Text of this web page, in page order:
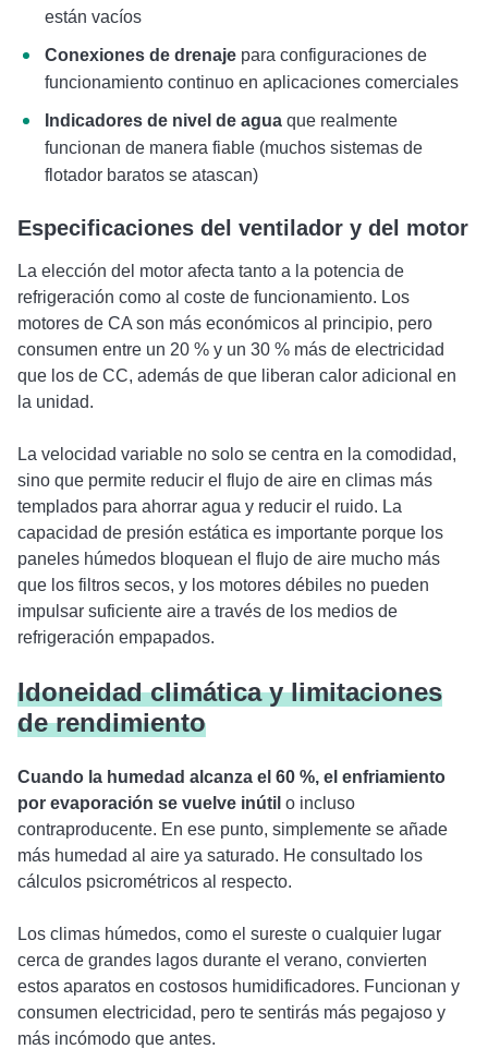
están vacíos
Conexiones de drenaje para configuraciones de
funcionamiento continuo en aplicaciones comerciales
Indicadores de nivel de agua que realmente
funcionan de manera fiable (muchos sistemas de
flotador baratos se atascan)
Especificaciones del ventilador y del motor
La elección del motor afecta tanto a la potencia de
refrigeración como al coste de funcionamiento. Los
motores de CA son más económicos al principio, pero
consumen entre un 20 % y un 30 % más de electricidad
que los de CC, además de que liberan calor adicional en
la unidad.
La velocidad variable no solo se centra en la comodidad,
sino que permite reducir el flujo de aire en climas más
templados para ahorrar agua y reducir el ruido. La
capacidad de presión estática es importante porque los
paneles húmedos bloquean el flujo de aire mucho más
que los filtros secos, y los motores débiles no pueden
impulsar suficiente aire a través de los medios de
refrigeración empapados.
Idoneidad climática y limitaciones
de rendimiento
Cuando la humedad alcanza el 60 %, el enfriamiento
por evaporación se vuelve inútil o incluso
contraproducente. En ese punto, simplemente se añade
más humedad al aire ya saturado. He consultado los
cálculos psicrométricos al respecto.
Los climas húmedos, como el sureste o cualquier lugar
cerca de grandes lagos durante el verano, convierten
estos aparatos en costosos humidificadores. Funcionan y
consumen electricidad, pero te sentirás más pegajoso y
más incómodo que antes.